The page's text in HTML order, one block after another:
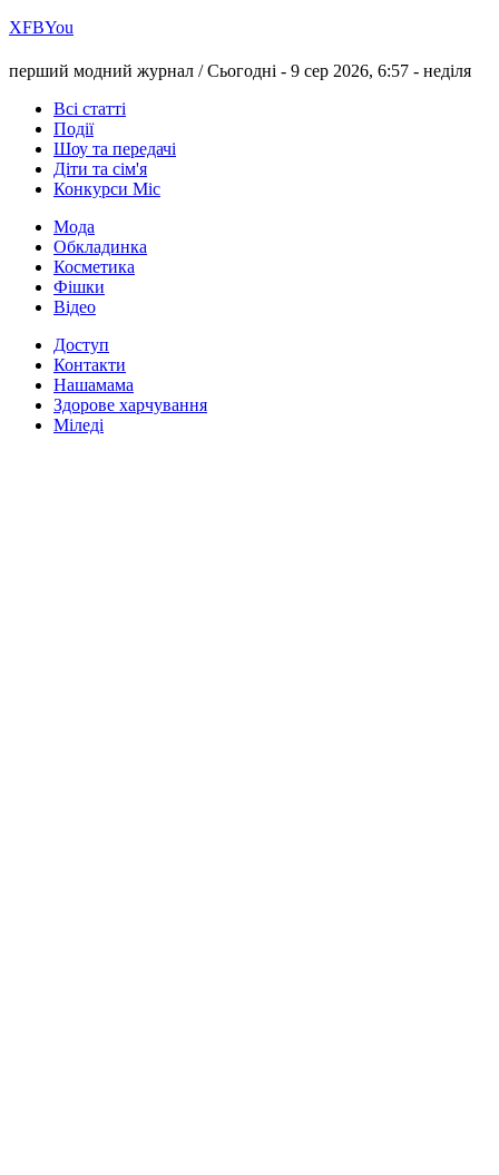
ХFBYou
перший модний журнал /Сьогодні - 9 сер 2026, 6:57 - неділя
Всі статті
Події
Шоу та передачі
Діти та сім'я
Конкурси Міс
Мода
Обкладинка
Косметика
Фішки
Відео
Доступ
Контакти
Нашамама
Здорове харчування
Міледі